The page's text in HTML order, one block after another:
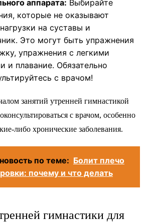
аппарата: Выбирайте
которые не оказывают
на суставы и
Это могут быть упражнения
упражнения с легкими
и плавание. Обязательно
с врачом!
занятий утренней гимнастикой
с врачом, особенно
либо хронические заболевания.
по теме: Болит плечо
почему и что делать
гимнастики для